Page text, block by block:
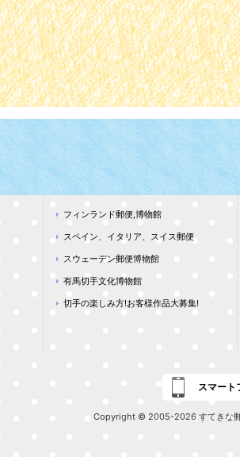
フィンランド郵便,博物館
スペイン、イタリア、スイス郵便
スウェーデン郵便博物館
有馬切手文化博物館
切手の楽しみ方!お客様作品大募集!
スマート
Copyright © 2005-2026 すてきな